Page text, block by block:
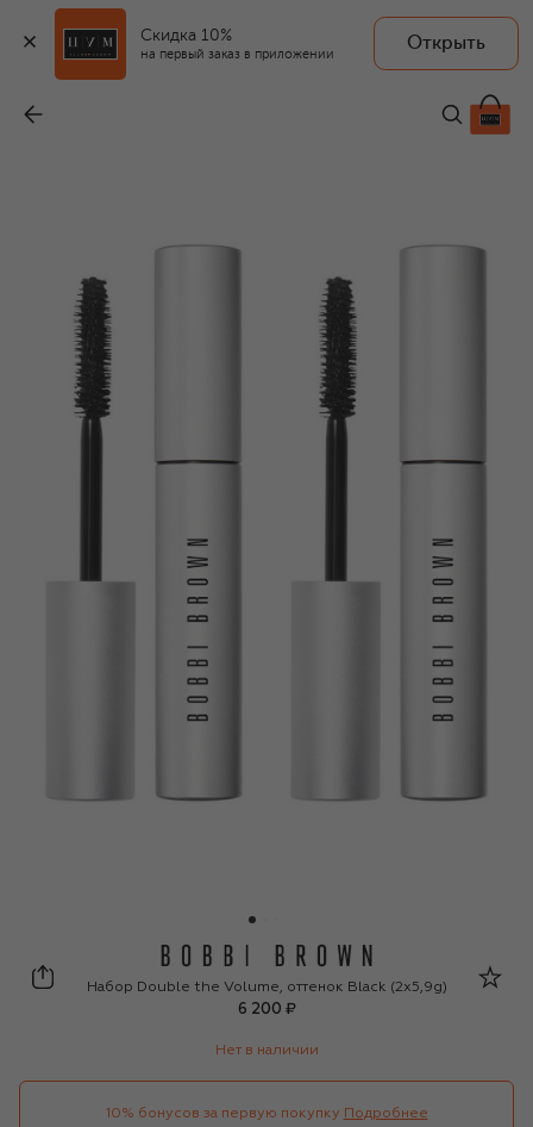
Скидка 10%
на первый заказ в приложении
Открыть
6 200 ₽
Bobbi Brown
Набор Double the Volume, оттенок Black (2x5,9g)
6 200 ₽
Нет в наличии
10% бонусов за первую покупку Подробнее